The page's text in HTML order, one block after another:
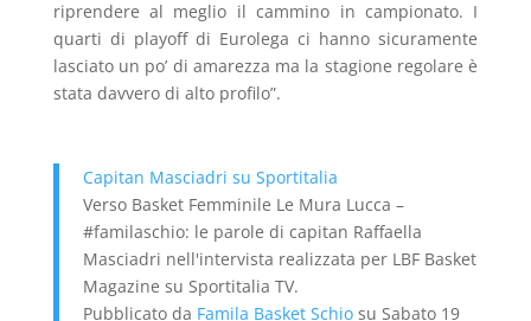
riprendere al meglio il cammino in campionato. I
quarti di playoff di Eurolega ci hanno sicuramente
lasciato un po’ di amarezza ma la stagione regolare è
stata davvero di alto profilo”.
Capitan Masciadri su Sportitalia
Verso Basket Femminile Le Mura Lucca –
#familaschio: le parole di capitan Raffaella
Masciadri nell'intervista realizzata per LBF Basket
Magazine su Sportitalia TV.
Pubblicato da Famila Basket Schiosu Sabato 19